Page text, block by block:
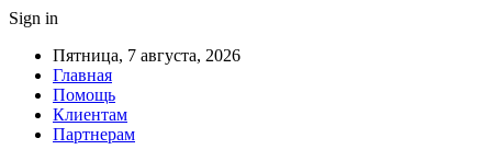
Sign in
Пятница, 7 августа, 2026
Главная
Помощь
Клиентам
Партнерам